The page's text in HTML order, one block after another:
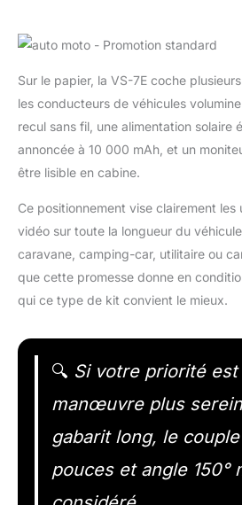
Sur le papier, la VS-7E coche
les conducteurs de véhicules
recul sans fil, une alimentation solaire
annoncée à 10 000 mAh, et un
être lisible en cabine.
Ce positionnement vise clairement
vidéo sur toute la longueur du
caravane, camping-car, utilitaire ou
que cette promesse donne en
qui ce type de kit convient le mieux.
🔍 Si votre priorité est
manœuvre plus
gabarit long, le
pouces et angle 150°